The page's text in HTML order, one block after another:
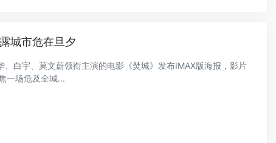
城市危在旦夕
白宇、莫文蔚领衔主演的电影《焚城》发布IMAX版海报，影片
一场危及全城...